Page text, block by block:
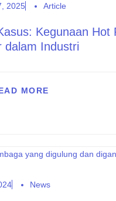
2025 Article
Kegunaan Hot
dalam Industri
MORE
News